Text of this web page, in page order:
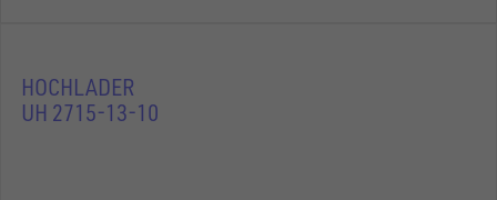
HOCHLADER
UH 2715-13-10